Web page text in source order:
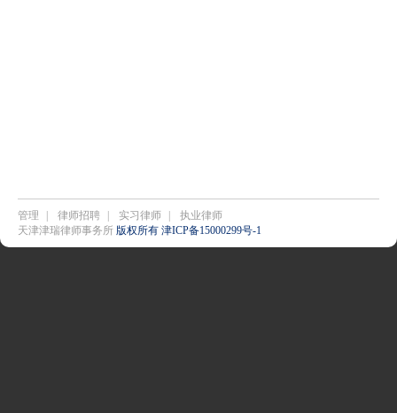
管理 律师招聘 实习律师
执业律师
天津津瑞律师事务所 版权所有 津ICP备15000299号-1